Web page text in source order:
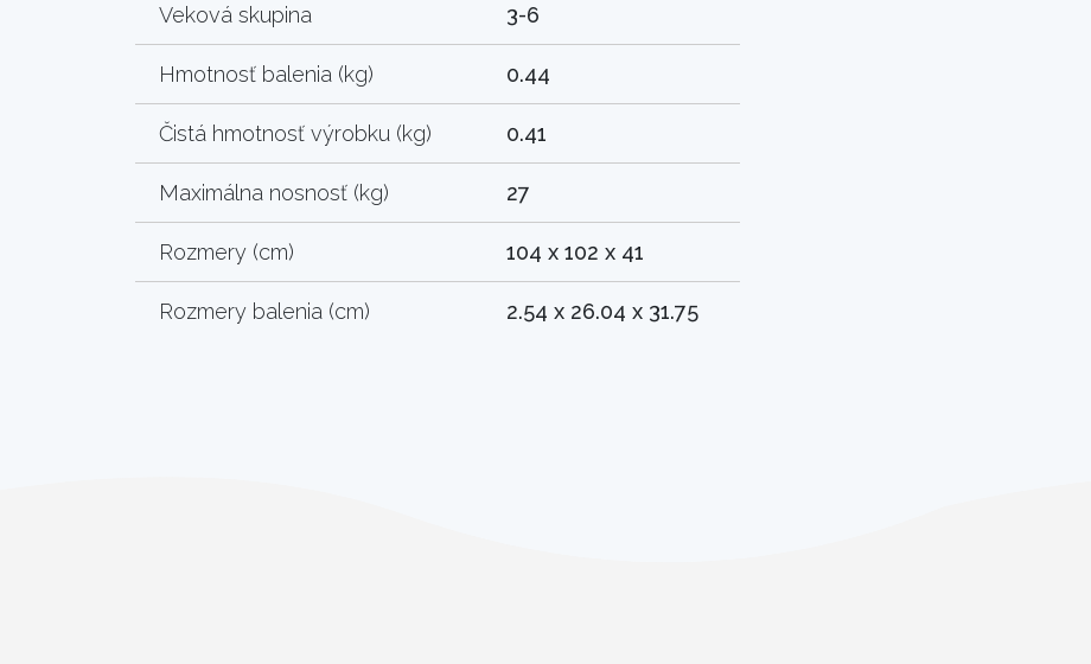
Veková skupina 3-6
Hmotnosť balenia (kg) 0.44
Čistá hmotnosť výrobku (kg) 0.41
Maximálna nosnosť (kg) 27
Rozmery (cm) 104 x 102 x 41
Rozmery balenia (cm) 2.54 x 26.04 x 31.75